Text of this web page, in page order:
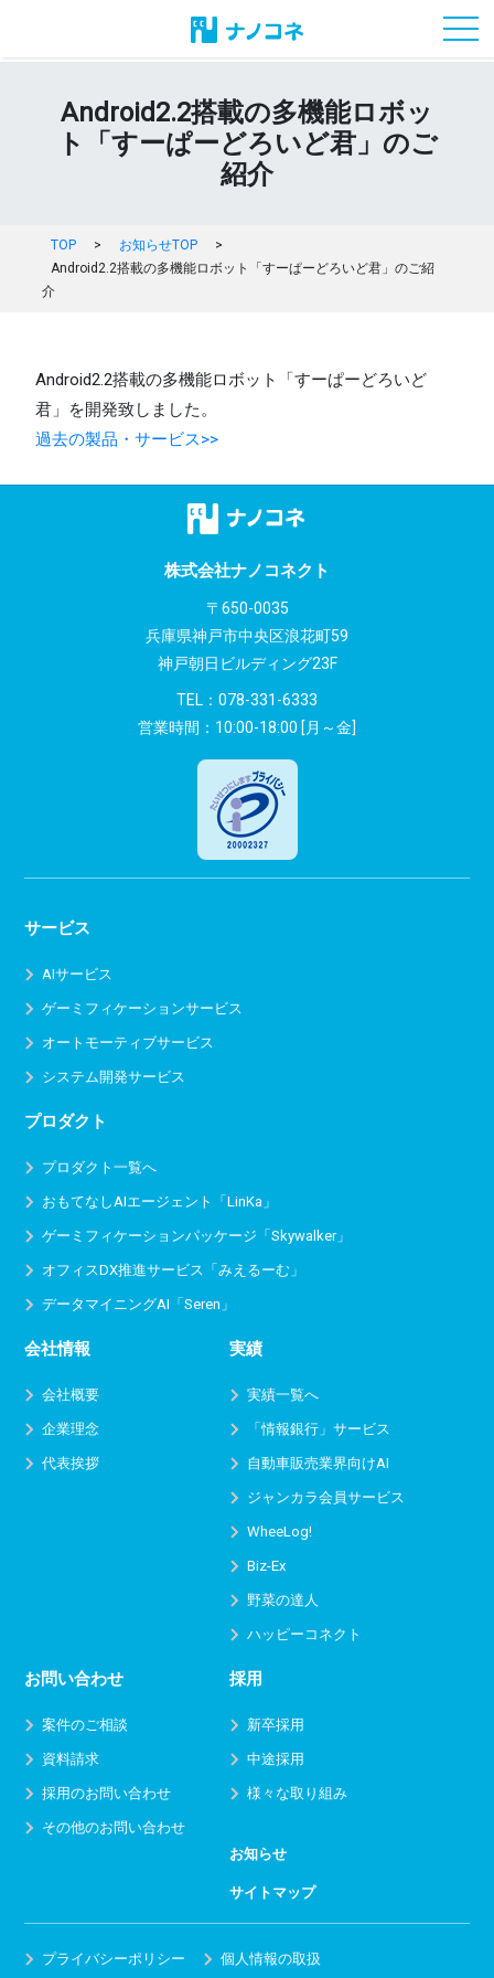
Android2.2搭載の多機能ロボッ
ト「すーぱーどろいど君」のご
紹介
TOP > お知らせTOP
>
Android2.2搭載の多機能ロボット「すーぱーどろいど君」のご紹
介
Android2.2搭載の多機能ロボット「すーぱーどろいど
君」を開発致しました。
過去の製品・サービス>>
株式会社ナノコネクト
〒650-0035
兵庫県神戸市中央区浪花町59
神戸朝日ビルディング23F
TEL： 078-331-6333
営業時間：10:00-18:00 [月～金]
サービス
AIサービス
ゲーミフィケーションサービス
オートモーティブサービス
システム開発サービス
プロダクト
プロダクト一覧へ
おもてなしAIエージェント「LinKa」
ゲーミフィケーションパッケージ「Skywalker」
オフィスDX推進サービス 「みえるーむ」
データマイニングAI「Seren」
会社情報
会社概要
企業理念
代表挨拶
実績
実績一覧へ
「情報銀行」サービス
自動車販売業界向けAI
ジャンカラ会員サービス
WheeLog!
Biz-Ex
野菜の達人
ハッピーコネクト
お問い合わせ
案件のご相談
資料請求
採用のお問い合わせ
その他のお問い合わせ
採用
新卒採用
中途採用
様々な取り組み
お知らせ
サイトマップ
プライバシーポリシー 個人情報の取扱